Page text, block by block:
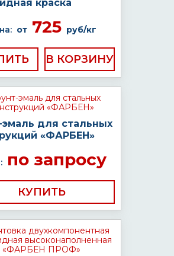
краска
от 725 руб/кг
эмаль для стальных
«ФАРБЕН»
по запросу
КУПИТЬ